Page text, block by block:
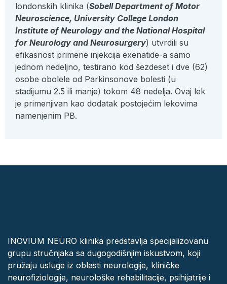
londonskih klinika (Sobell Department of Motor
Neuroscience, University College London
Institute of Neurology and the National Hospital
for Neurology and Neurosurgery) utvrdili su
efikasnost primene injekcija exenatide-a samo
jednom nedeljno, testirano kod šezdeset i dve (62)
osobe obolele od Parkinsonove bolesti (u
stadijumu 2.5 ili manje) tokom 48 nedelja. Ovaj lek
je primenjivan kao dodatak postojećim lekovima
namenjenim PB.
INOVIUM NEURO klinika predstavlja specijalizovanu
grupu stručnjaka sa dugogodišnjim iskustvom, koji
pružaju usluge iz oblasti neurologije, kliničke
neurofiziologije, neurološke rehabilitacije, psihijatrije i